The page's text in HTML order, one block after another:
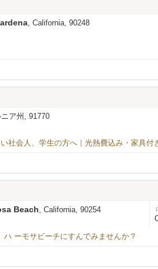
, California, 90248
ア州, 91770
社会人、学生の方へ｜光熱費込み・家具
Beach, California, 90254
ハ ーモサビーチにすんでみませんか？